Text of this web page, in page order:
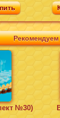
Рекомендуем
№30)